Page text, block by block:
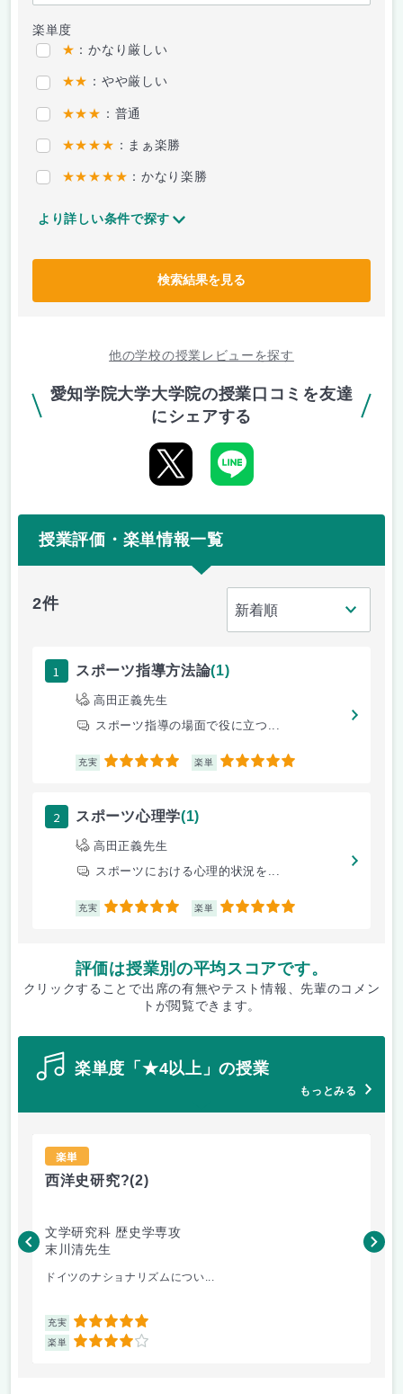
楽単度
★ ：かなり厳しい
★★ ：やや厳しい
★★★ ：普通
★★★★ ：まぁ楽勝
★★★★★ ：かなり楽勝
より詳しい条件で探す
検索結果を見る
他の学校の授業レビューを探す
愛知学院大学大学院の授業口コミを友達
にシェアする
授業評価・楽単情報一覧
2件
1 スポーツ指導方法論(1)
高田正義先生
スポーツ指導の場面で役に立つ...
充実 5 楽単 5
2 スポーツ心理学(1)
高田正義先生
スポーツにおける心理的状況を...
充実 5 楽単 5
評価は授業別の平均スコアです。
クリックすることで出席の有無やテスト情報、先輩のコメン
トが閲覧できます。
楽単度「★4以上」の授業
もっとみる
楽単
西洋史研究?(2)
文学研究科 歴史学専攻
末川清先生
ドイツのナショナリズムについ...
充実 5
楽単 4
松